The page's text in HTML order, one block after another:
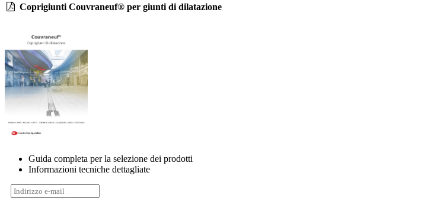
Coprigiunti Couvraneuf® per giunti di dilatazione
Guida completa per la selezione dei prodotti
Informazioni tecniche dettagliate